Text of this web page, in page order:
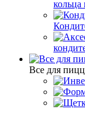
Все для